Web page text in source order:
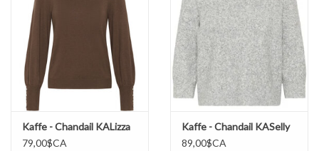
Kaffe - Chandail KALizza
79,00$CA
Kaffe - Chandail KASelly
89,00$CA